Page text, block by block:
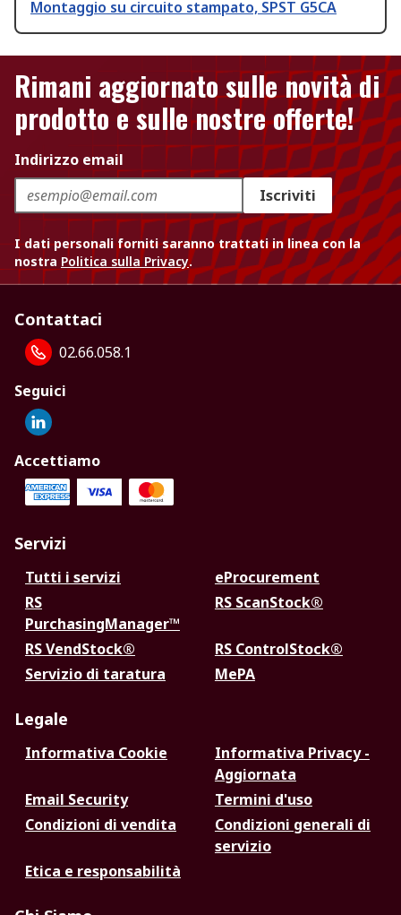
Montaggio su circuito stampato, SPST G5CA
Rimani aggiornato sulle novità di
prodotto e sulle nostre offerte!
Indirizzo email
Iscriviti
I dati personali forniti saranno trattati in linea con la
nostra Politica sulla Privacy.
Contattaci
02.66.058.1
Seguici
Accettiamo
Servizi
Tutti i servizi
eProcurement
RS
PurchasingManager™
RS ScanStock®
RS VendStock®
RS ControlStock®
Servizio di taratura
MePA
Legale
Informativa Cookie
Informativa Privacy -
Aggiornata
Email Security
Termini d'uso
Condizioni di vendita
Condizioni generali di
servizio
Etica e responsabilità